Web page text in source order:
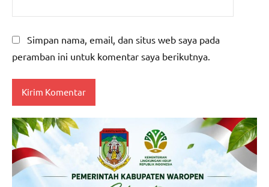
Simpan nama, email, dan situs web saya pada
peramban ini untuk komentar saya berikutnya.